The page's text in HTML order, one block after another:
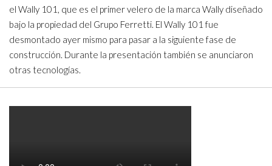
el Wally 101, que es el primer velero de la marca Wally diseñado
bajo la propiedad del Grupo Ferretti. El Wally 101 fue
desmontado ayer mismo para pasar a la siguiente fase de
construcción. Durante la presentación también se anunciaron
otras tecnologías.